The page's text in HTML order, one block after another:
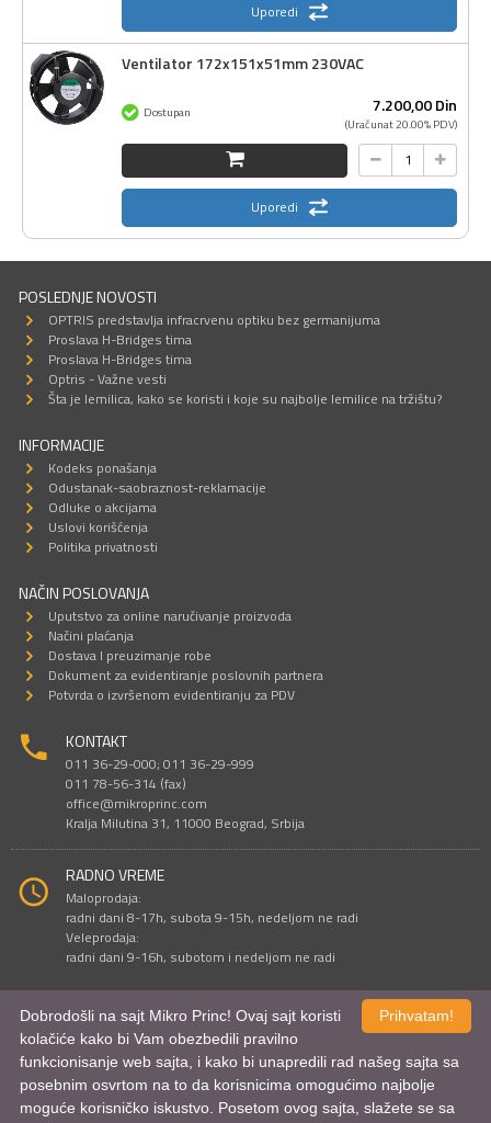
Uporedi
Ventilator 172x151x51mm 230VAC
7.200,00Din
(Uračunat 20.00% PDV)
Dostupan
Uporedi
POSLEDNJE NOVOSTI
OPTRIS predstavlja infracrvenu optiku bez germanijuma
Proslava H-Bridges tima
Proslava H-Bridges tima
Optris - Važne vesti
Šta je lemilica, kako se koristi i koje su najbolje lemilice na tržištu?
INFORMACIJE
Kodeks ponašanja
Odustanak-saobraznost-reklamacije
Odluke o akcijama
Uslovi korišćenja
Politika privatnosti
NAČIN POSLOVANJA
Uputstvo za online naručivanje proizvoda
Načini plaćanja
Dostava I preuzimanje robe
Dokument za evidentiranje poslovnih partnera
Potvrda o izvršenom evidentiranju za PDV
KONTAKT
011 36-29-000; 011 36-29-999
011 78-56-314 (fax)
office@mikroprinc.com
Kralja Milutina 31, 11000 Beograd, Srbija
RADNO VREME
Maloprodaja:
radni dani 8-17h, subota 9-15h, nedeljom ne radi
Veleprodaja:
radni dani 9-16h, subotom i nedeljom ne radi
Sve cene su iskazane u dinarima. PDV je uračunat u cenu.
© Mikro Princ 1999 - 2026. Sva prava su zadržana.
Kreirao*nbgcreator |Izdrada Internet prodavnice, Izrada sajtai mobilnih
aplikacijaiSEO optimizacija
Prihvatam!
Dobrodošli na sajt Mikro Princ! Ovaj sajt koristi
kolačiće kako bi Vam obezbedili pravilno
funkcionisanje web sajta, i kako bi unapredili rad našeg sajta sa
posebnim osvrtom na to da korisnicima omogućimo najbolje
moguće korisničko iskustvo. Posetom ovog sajta, slažete se sa